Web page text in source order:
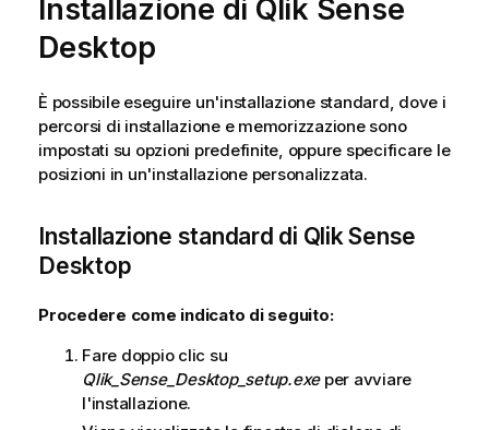
Installazione di Qlik Sense
Desktop
È possibile eseguire un'installazione standard, dove i
percorsi di installazione e memorizzazione sono
impostati su opzioni predefinite, oppure specificare le
posizioni in un'installazione personalizzata.
Installazione standard di Qlik Sense
Desktop
Procedere come indicato di seguito:
Fare doppio clic su
Qlik_Sense_Desktop_setup.exeper avviare
l'installazione.